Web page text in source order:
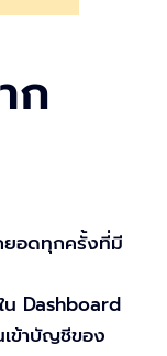
ก
ยอดทุกครั้งที่มี
น Dashboard
เข้าบัญชีของ